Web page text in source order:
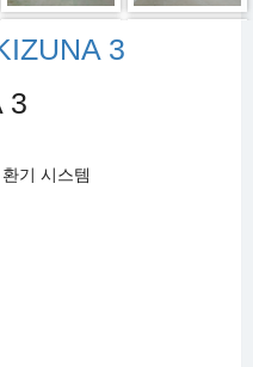
3
3
기 시스템